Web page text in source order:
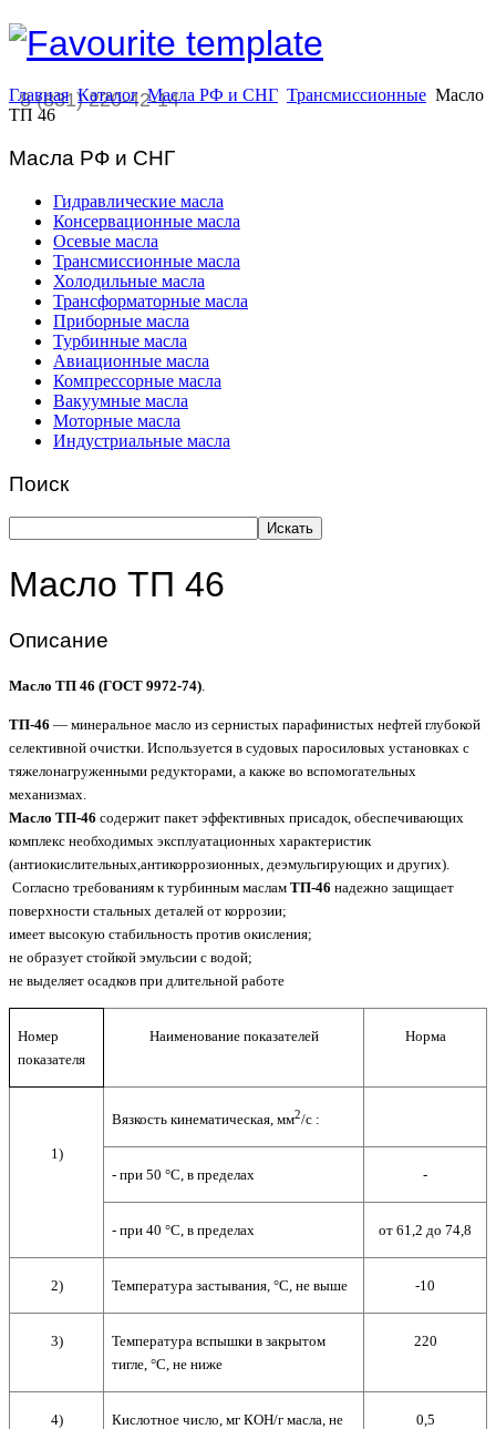
8 (831) 220-42-14
Главная Каталог Масла РФ и СНГ Трансмиссионные Масло
ТП 46
Масла РФ и СНГ
Гидравлические масла
Консервационные масла
Осевые масла
Трансмиссионные масла
Холодильные масла
Трансформаторные масла
Приборные масла
Турбинные масла
Авиационные масла
Компрессорные масла
Вакуумные масла
Моторные масла
Индустриальные масла
Поиск
Искать
Масло ТП 46
Описание
Масло ТП 46 (ГОСТ 9972-74)
ТП-46 — минеральное масло из сернистых парафинистых нефтей глубокой
селективной очистки. Используется в судовых паросиловых установках с
тяжелонагруженными редукторами, а какже во вспомогательных
механизмах.
Масло ТП-46 содержит пакет эффективных присадок, обеспечивающих
комплекс необходимых эксплуатационных характеристик
(антиокислительных,антикоррозионных, деэмульгирующих и других).
Согласно требованиям к турбинным маслам ТП-46 надежно защищает
поверхности стальных деталей от коррозии;
имеет высокую стабильность против окисления;
не образует стойкой эмульсии с водой;
не выделяет осадков при длительной работе
Номер
показателя
Наименование показателей Норма
1)
Вязкость кинематическая, мм2/с :
- при 50 °С, в пределах -
- при 40 °С, в пределах от 61,2 до 74,8
2) Температура застывания, °С, не выше -10
3)
Температура вспышки в закрытом
тигле, °С, не ниже
220
4)
Кислотное число, мг КОН/г масла, не
0,5